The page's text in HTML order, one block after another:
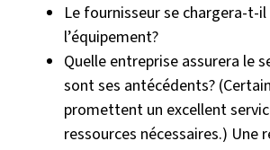
Le fournisseur se chargera-t-
l’équipement?
Quelle entreprise assurera le
sont ses antécédents?
promettent un excellent
ressources nécessaires.) Une